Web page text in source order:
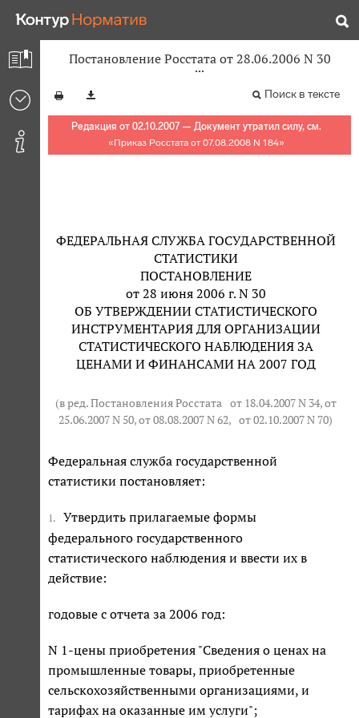
Постановление Росстата от 28.06.2006 N 30
Поиск в тексте
Редакция от 02.10.2007 — Документ утратил силу, см.
«Приказ Росстата от 07.08.2008 N 184»
ФЕДЕРАЛЬНАЯ СЛУЖБА ГОСУДАРСТВЕННОЙ
СТАТИСТИКИ
ПОСТАНОВЛЕНИЕ
от 28 июня 2006 г. N 30
ОБ УТВЕРЖДЕНИИ СТАТИСТИЧЕСКОГО
ИНСТРУМЕНТАРИЯ ДЛЯ ОРГАНИЗАЦИИ
СТАТИСТИЧЕСКОГО НАБЛЮДЕНИЯ ЗА
ЦЕНАМИ И ФИНАНСАМИ НА 2007 ГОД
(в ред. Постановления Росстата от 18.04.2007 N 34, от
25.06.2007 N 50, от 08.08.2007 N 62, от 02.10.2007 N 70)
Федеральная служба государственной
статистики постановляет:
1.
Утвердить прилагаемые формы
федерального государственного
статистического наблюдения и ввести их в
действие:
годовые с отчета за 2006 год:
N 1-цены приобретения "Сведения о ценах на
промышленные товары, приобретенные
сельскохозяйственными организациями, и
тарифах на оказанные им услуги";